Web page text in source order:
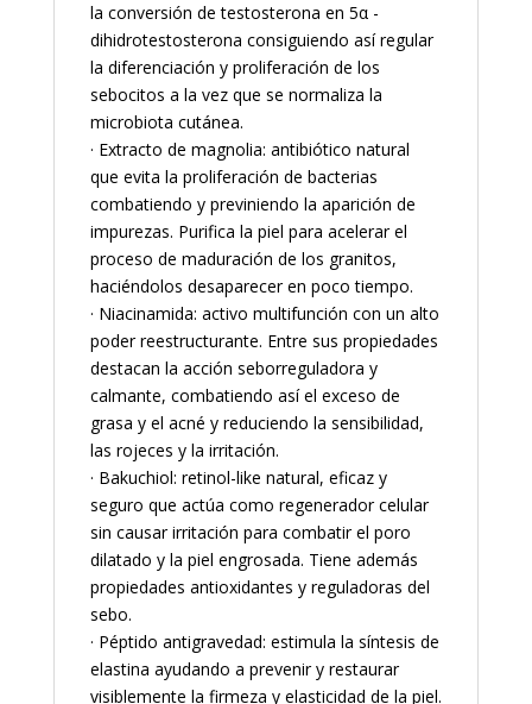
la conversión de testosterona en 5α -
dihidrotestosterona consiguiendo así regular
la diferenciación y proliferación de los
sebocitos a la vez que se normaliza la
microbiota cutánea.
· Extracto de magnolia: antibiótico natural
que evita la proliferación de bacterias
combatiendo y previniendo la aparición de
impurezas. Purifica la piel para acelerar el
proceso de maduración de los granitos,
haciéndolos desaparecer en poco tiempo.
· Niacinamida: activo multifunción con un alto
poder reestructurante. Entre sus propiedades
destacan la acción seborreguladora y
calmante, combatiendo así el exceso de
grasa y el acné y reduciendo la sensibilidad,
las rojeces y la irritación.
· Bakuchiol: retinol-like natural, eficaz y
seguro que actúa como regenerador celular
sin causar irritación para combatir el poro
dilatado y la piel engrosada. Tiene además
propiedades antioxidantes y reguladoras del
sebo.
· Péptido antigravedad: estimula la síntesis de
elastina ayudando a prevenir y restaurar
visiblemente la firmeza y elasticidad de la piel.